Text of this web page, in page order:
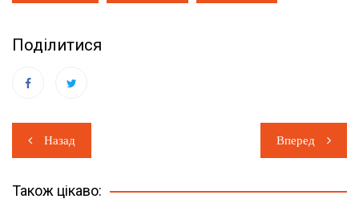
Поділитися
Навігація
записів
Назад Вперед
Також цікаво: